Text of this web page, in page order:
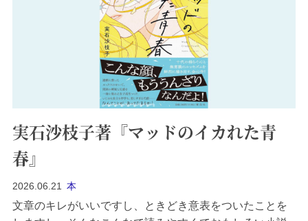
実石沙枝子著『マッドのイカれた青
春』
2026.06.21 本
文章のキレがいいですし、ときどき意表をついたことを